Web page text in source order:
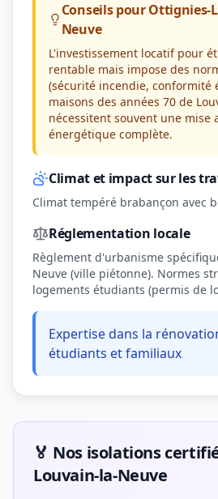
Conseils pour Ottignies-
Neuve
L'investissement locatif pour
rentable mais impose des
(sécurité incendie, conformité
maisons des années 70 de
nécessitent souvent une mise
énergétique complète.
Climat et impact sur les
Climat tempéré brabançon avec
Réglementation locale
Règlement d'urbanisme
Neuve (ville piétonne). Normes
logements étudiants (permis de
Expertise dans la
étudiants et familiaux
🏅 Nos isolations
Louvain-la-Neuve